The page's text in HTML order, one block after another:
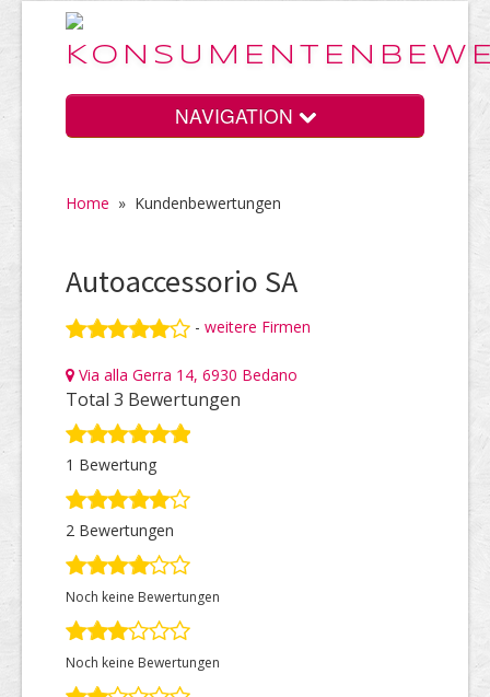
NAVIGATION
Home
Vorteile
Preise
HELP Awards
Top Firmen
Über uns
Home » Kundenbewertungen
Autoaccessorio SA
- weitere Firmen
Via alla Gerra 14, 6930 Bedano
Total 3 Bewertungen
1 Bewertung
2 Bewertungen
Noch keine Bewertungen
Noch keine Bewertungen